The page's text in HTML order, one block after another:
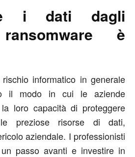
i dati dagli
è
informatico in generale
il modo in cui le aziende
loro capacità di proteggere
le preziose risorse di dati,
aziendale. I professionisti
passo avanti e investire in